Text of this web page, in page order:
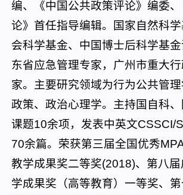
编、《中国公共政策评论》编委
论》首任指导编辑。国家自然科
会科学基金、中国博士后科学基
东省应急管理专家，广州市重大
家。主要研究领域为行为公共管
政策、政治心理学。主持国自科
课题10余项，发表中英文CSSCI/
70余篇。荣获第三届全国优秀
教学成果奖二等奖(2018)、第八
学成果奖（高等教育）一等奖、